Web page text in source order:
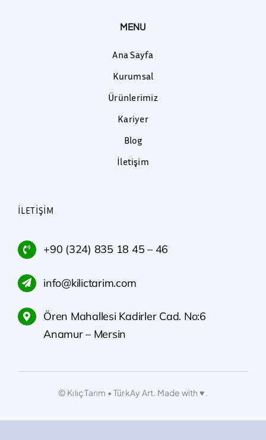
MENU
Ana Sayfa
Kurumsal
Ürünlerimiz
Kariyer
Blog
İletişim
İLETIŞIM
+90 (324) 835 18 45 – 46
info@kilictarim.com
Ören Mahallesi Kadirler Cad. No:6
Anamur – Mersin
© Kılıç Tarım • TürkAy Art. Made with ♥️ .